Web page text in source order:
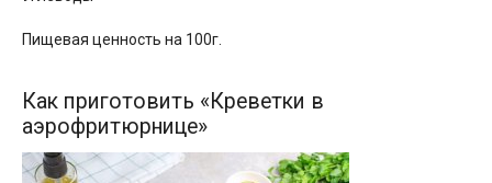
Пищевая ценность на 100г.
Как приготовить «Креветки в
аэрофритюрнице»